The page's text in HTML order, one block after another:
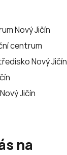
Nový Jičín
centrum
Nový Jičín
Jičín
na